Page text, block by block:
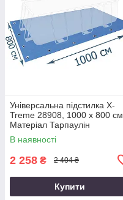
Універсальна підстилка X-
Treme 28908, 1000 х 800 см.
Матеріал Тарпаулін
В наявності
2 258 ₴ 2 404 ₴
Купити